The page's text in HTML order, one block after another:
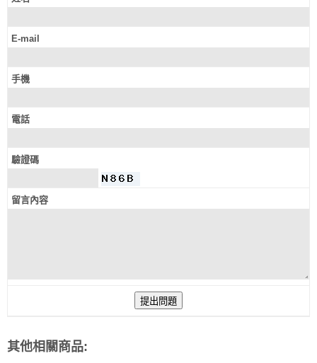
E-mail
手機
電話
驗證碼
留言內容
其他相關商品: